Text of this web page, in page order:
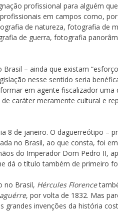
profissional para alguém
em campos como,
de natureza, fotografia de
de guerra, fotografia
– ainda que existam
nesse sentido seria
em agente fiscalizador uma
caráter meramente cultural e
8 de janeiro. O daguerreótipo –
no Brasil, ao que consta, foi
do Imperador Dom Pedro II,
dá o título também de primeiro
no Brasil, Hércules Florence
, por volta de 1832. Mas
grandes invenções da história